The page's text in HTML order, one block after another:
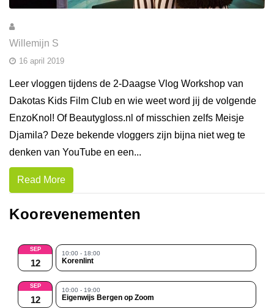
Willemijn S
16 april 2019
Leer vloggen tijdens de 2-Daagse Vlog Workshop van
Dakotas Kids Film Club en wie weet word jij de volgende
EnzoKnol! Of Beautygloss.nl of misschien zelfs Meisje
Djamila? Deze bekende vloggers zijn bijna niet weg te
denken van YouTube en een...
Read More
Koorevenementen
SEP
12
10:00 - 18:00
Korenlint
SEP
12
10:00 - 19:00
Eigenwijs Bergen op Zoom